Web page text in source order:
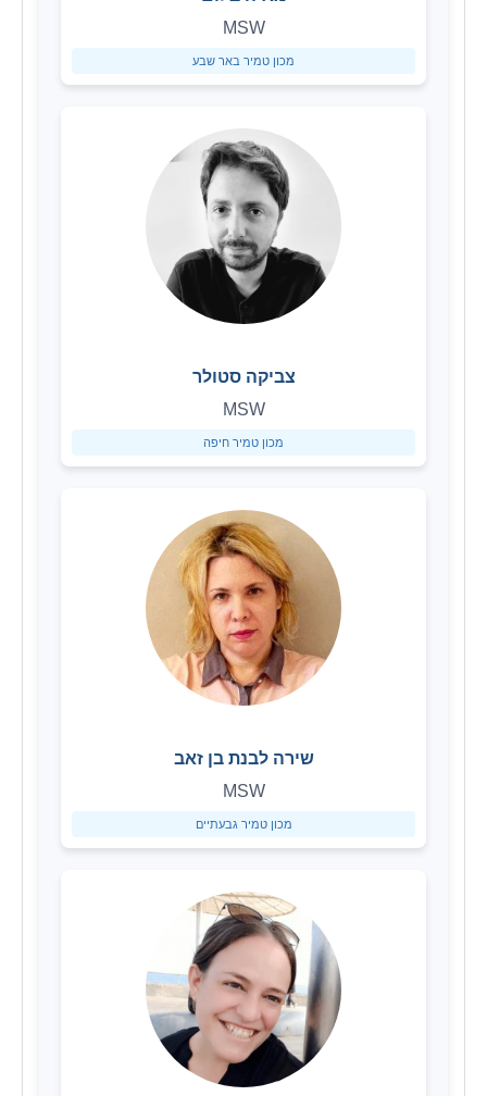
MSW
מכון טמיר באר שבע
צביקה סטולר
MSW
מכון טמיר חיפה
שירה לבנת בן זאב
MSW
מכון טמיר גבעתיים